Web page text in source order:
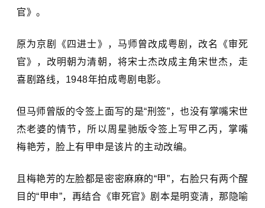
官》。
原为京剧《四进士》，马师曾改成粤剧，改名《审死
官》，改明朝为清朝，将宋士杰改成主角宋世杰，走
喜剧路线，1948年拍成粤剧电影。
但马师曾版的令签上面写的是“刑签”，也没有掌嘴宋世
杰老婆的情节，所以周星驰版令签上写甲乙丙，掌嘴
梅艳芳，脸上有甲申是该片的主动改编。
且梅艳芳的左脸都是密密麻麻的“甲”，右脸只有两个醒
目的“甲申”，再结合《审死官》剧本是明变清，那隐喻